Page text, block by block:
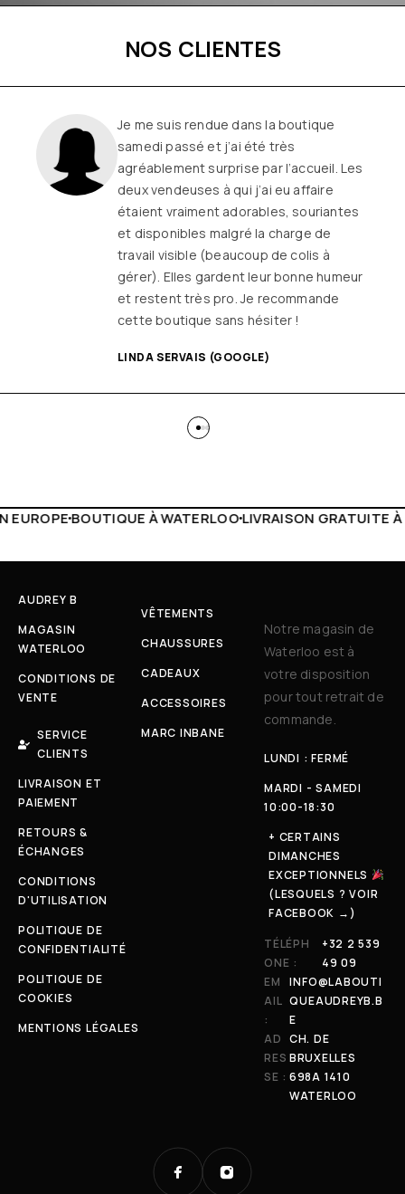
NOS CLIENTES
Je me suis rendue dans la boutique
samedi passé et j’ai été très
agréablement surprise par l’accueil. Les
deux vendeuses à qui j’ai eu affaire
étaient vraiment adorables, souriantes
et disponibles malgré la charge de
travail visible (beaucoup de colis à
gérer). Elles gardent leur bonne humeur
et restent très pro. Je recommande
cette boutique sans hésiter !
LINDA SERVAIS (GOOGLE)
LIVRAISON GRATUITE À PARTIR DE 150€LIVE
AUDREY B
MAGASIN
WATERLOO
CONDITIONS DE
VENTE
SERVICE
CLIENTS
LIVRAISON ET
PAIEMENT
RETOURS &
ÉCHANGES
CONDITIONS
D'UTILISATION
POLITIQUE DE
CONFIDENTIALITÉ
POLITIQUE DE
COOKIES
MENTIONS LÉGALES
VÊTEMENTS
CHAUSSURES
CADEAUX
ACCESSOIRES
MARC INBANE
Notre magasin de
Waterloo est à
votre disposition
pour tout retrait de
commande.
LUNDI : FERMÉ
MARDI - SAMEDI
10:00-18:30
+ CERTAINS
DIMANCHES
EXCEPTIONNELS
(LESQUELS ? VOIR
FACEBOOK →)
TÉLÉPH
ONE :
+32 2 539
49 09
EM
AIL
:
INFO@LABOUTI
QUEAUDREYB.B
E
AD
RES
SE :
CH. DE
BRUXELLES
698A 1410
WATERLOO